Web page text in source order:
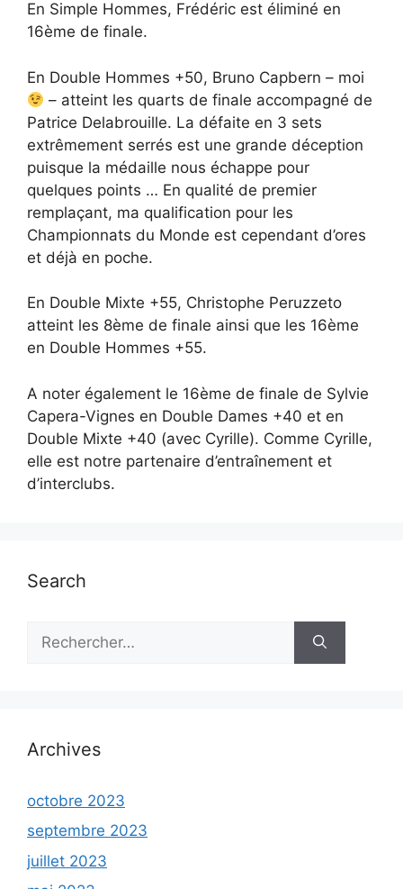
En Simple Hommes, Frédéric est éliminé en
16ème de finale.
En Double Hommes +50, Bruno Capbern – moi
– atteint les quarts de finale accompagné de
Patrice Delabrouille. La défaite en 3 sets
extrêmement serrés est une grande déception
puisque la médaille nous échappe pour
quelques points … En qualité de premier
remplaçant, ma qualification pour les
Championnats du Monde est cependant d’ores
et déjà en poche.
En Double Mixte +55, Christophe Peruzzeto
atteint les 8ème de finale ainsi que les 16ème
en Double Hommes +55.
A noter également le 16ème de finale de Sylvie
Capera-Vignes en Double Dames +40 et en
Double Mixte +40 (avec Cyrille). Comme Cyrille,
elle est notre partenaire d’entraînement et
d’interclubs.
Search
Archives
octobre 2023
septembre 2023
juillet 2023